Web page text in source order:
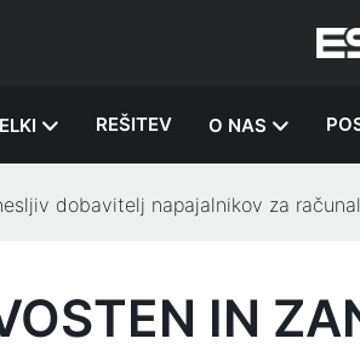
REŠITEV O NAS
dobavitelj napajalnikov za
IN